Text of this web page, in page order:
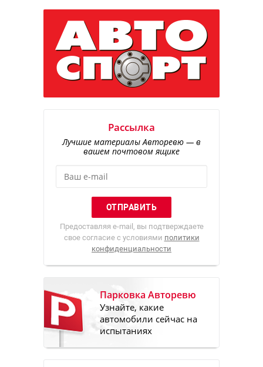
Рассылка
Лучшие материалы Авторевю — в
вашем почтовом ящике
Предоставляя e-mail, вы подтверждаете
свое согласие с условиями политики
конфиденциальности
Парковка Авторевю
Узнайте, какие
автомобили сейчас на
испытаниях